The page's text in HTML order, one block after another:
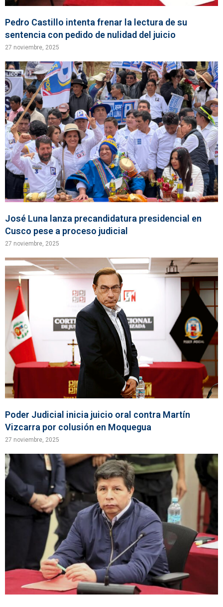
Pedro Castillo intenta frenar la lectura de su
sentencia con pedido de nulidad del juicio
27 noviembre, 2025
José Luna lanza precandidatura presidencial en
Cusco pese a proceso judicial
27 noviembre, 2025
Poder Judicial inicia juicio oral contra Martín
Vizcarra por colusión en Moquegua
27 noviembre, 2025